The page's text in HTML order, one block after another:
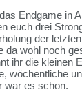
Endgame in
euch drei
der
da wohl noch
ihr die kleinen
wöchentliche
war es schon.